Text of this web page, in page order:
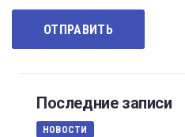
Последние записи
НОВОСТИ